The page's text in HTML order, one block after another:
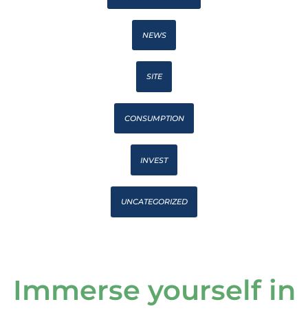
NEWS
SITE
CONSUMPTION
INVEST
UNCATEGORIZED
Immerse yourself in